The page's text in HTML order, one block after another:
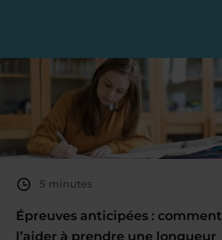
5 minutes
Épreuves anticipées : comment
l’aider à prendre une longueur